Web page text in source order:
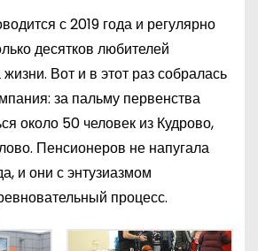
с 2019 года и регулярно
десятков любителей
Вот и в этот раз собралась
за пальму первенства
около 50 человек из Кудрово,
Пенсионеров не напугала
и они с энтузиазмом
процесс.